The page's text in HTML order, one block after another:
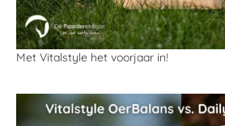
Met Vitalstyle het voorjaar in!